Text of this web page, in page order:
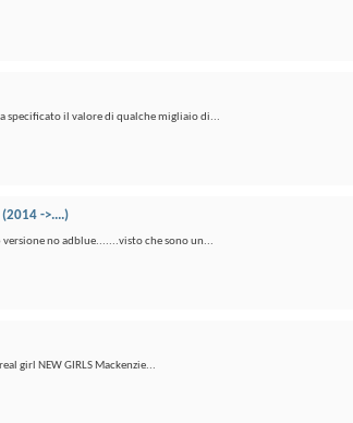
specificato il valore di qualche migliaio di...
->....)
no adblue.......visto che sono un...
girl NEW GIRLS Mackenzie...